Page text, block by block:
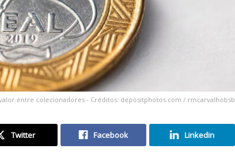
entre colecionadores - Créditos: depositphotos.com / rmcarvalhobsb
Twitter Facebook Linkedin